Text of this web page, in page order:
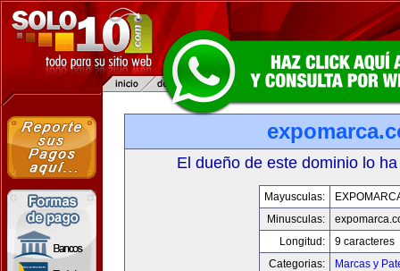
El dueño de este dominio lo
Mayusculas:
Minusculas:
Longitud:
9 caracteres
Categorias:
Marcas y